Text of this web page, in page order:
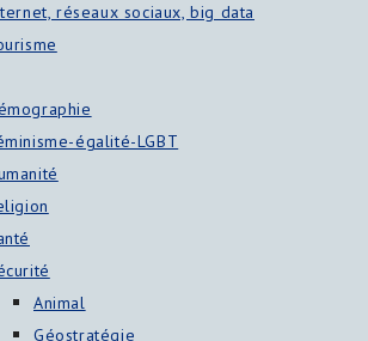
réseaux sociaux, big data
égalité-LGBT
Animal
Géostratégie